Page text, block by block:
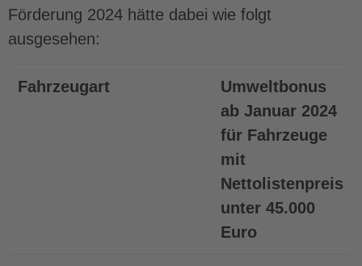
Förderung 2024 hätte dabei wie folgt
ausgesehen:
Fahrzeugart
Umweltbonus
ab Januar 2024
für Fahrzeuge
mit
Nettolistenpreis
unter 45.000
Euro